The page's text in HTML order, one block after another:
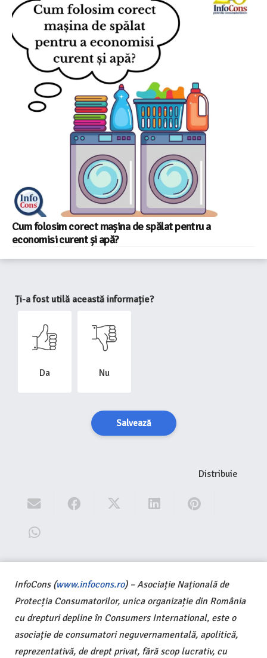
Cum folosim corect mașina de spălat pentru a
economisi curent și apă?
Ți-a fost utilă această informație?
Da Nu
Salvează
Distribuie
InfoCons (www.infocons.ro) – Asociație Națională de
Protecția Consumatorilor, unica organizație din România
cu drepturi depline în Consumers International, este o
asociație de consumatori neguvernamentală, apolitică,
reprezentativă, de drept privat, fără scop lucrativ, cu